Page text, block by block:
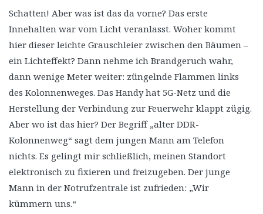
Schatten! Aber was ist das da vorne? Das erste
Innehalten war vom Licht veranlasst. Woher kommt
hier dieser leichte Grauschleier zwischen den Bäumen –
ein Lichteffekt? Dann nehme ich Brandgeruch wahr,
dann wenige Meter weiter: züngelnde Flammen links
des Kolonnenweges. Das Handy hat 5G-Netz und die
Herstellung der Verbindung zur Feuerwehr klappt zügig.
Aber wo ist das hier? Der Begriff „alter DDR-
Kolonnenweg“ sagt dem jungen Mann am Telefon
nichts. Es gelingt mir schließlich, meinen Standort
elektronisch zu fixieren und freizugeben. Der junge
Mann in der Notrufzentrale ist zufrieden: „Wir
kümmern uns.“